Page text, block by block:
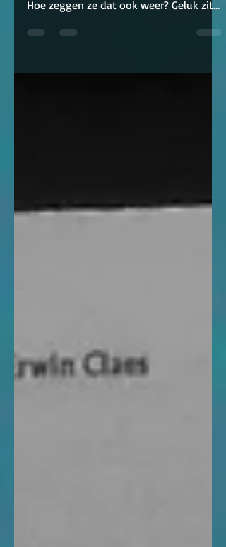
Ik moet toegeven dat het mij toch wel
iets doet ... zo reclame voor je boek ...